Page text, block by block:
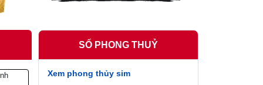
SỐ PHONG THUỶ
Xem phong thủy sim